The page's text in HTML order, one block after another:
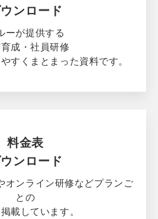
ンロード
ーが提供する
成・社員研修
すくまとまった資料です。
料金表
ンロード
オンライン研修などプランご
との
載しています。